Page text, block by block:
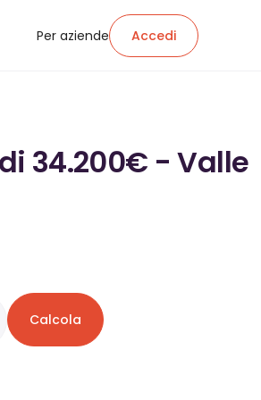
Per aziende Accedi
34.200€ - Valle
Calcola